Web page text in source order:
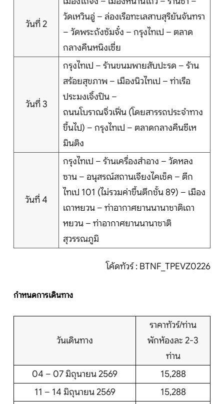
วันที่ 2
วัดเหวินอู่ – ล่องเรือทะเลสาบสุริยันจันทรา
– วัดพระถังซัมจั๋ง – กรุงไทเป – ตลาด
กลางคืนหนิงเซี่ย
วันที่ 3
กรุงไทเป – ร้านขนมพายสับปะรด – ร้าน
สร้อยสุขภาพ – เมืองนิวไทเป – ท่าเรือ
ประมงเจิ้งปิน –
ถนนโบราณจิ่วเฟิ่น (โดยสารรถประจำทาง
ขึ้นไป) – กรุงไทเป – ตลาดกลางคืนซีเห
มินติง
วันที่ 4
กรุงไทเป – ร้านเครื่องสำอาง – วัดหลง
ซาน – อนุสรณ์สถานเจียงไคเช็ค – ตึก
ไทเป 101 (ไม่รวมค่าขึ้นตึกชั้น 89) – เมือง
เถาหยวน – ท่าอากาศยานนานาชาติเถา
หยวน – ท่าอากาศยานนานาชาติ
สุวรรณภูมิ
โค้ดทัวร์ : BTNF_TPEVZ0226
กำหนดการเดินทาง
วันเดินทาง
ราคาทัวร์/ท่าน
พักห้องละ 2-3
ท่าน
04 – 07 มิถุนายน 2569
15,288
11 – 14 มิถุนายน 2569
15,288